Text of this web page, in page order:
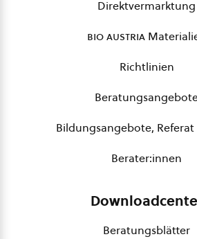
Direktvermarktung
bio austria
Richtlinien
Bildungsangebote,
Berater:innen
Beratungsblätter